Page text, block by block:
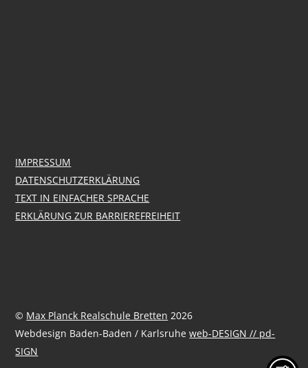
IMPRESSUM
DATENSCHUTZERKLÄRUNG
TEXT IN EINFACHER SPRACHE
ERKLÄRUNG ZUR BARRIEREFREIHEIT
© Max Planck Realschule Bretten 2026
Webdesign Baden-Baden / Karlsruheweb-DESIGN // pd-
SIGN